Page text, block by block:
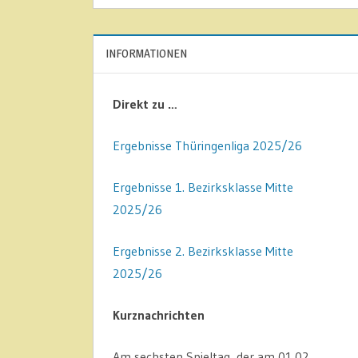
INFORMATIONEN
Direkt zu …
Ergebnisse Thüringenliga 2025/26
Ergebnisse 1. Bezirksklasse Mitte
2025/26
Ergebnisse 2. Bezirksklasse Mitte
2025/26
Kurznachrichten